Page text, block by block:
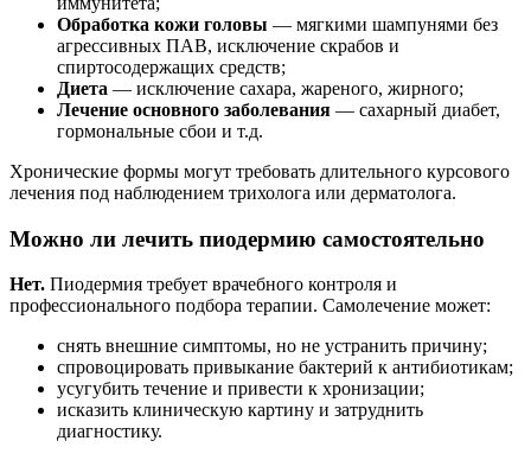
Обработка кожи головы — мягкими шампунями без
агрессивных ПАВ, исключение скрабов и
спиртосодержащих средств;
Диета — исключение сахара, жареного, жирного;
Лечение основного заболевания — сахарный диабет,
гормональные сбои и т.д.
Хронические формы могут требовать длительного курсового
лечения под наблюдением трихолога или дерматолога.
Можно ли лечить пиодермию самостоятельно
Нет. Пиодермия требует врачебного контроля и
профессионального подбора терапии. Самолечение может:
снять внешние симптомы, но не устранить причину;
спровоцировать привыкание бактерий к антибиотикам;
усугубить течение и привести к хронизации;
исказить клиническую картину и затруднить
диагностику.